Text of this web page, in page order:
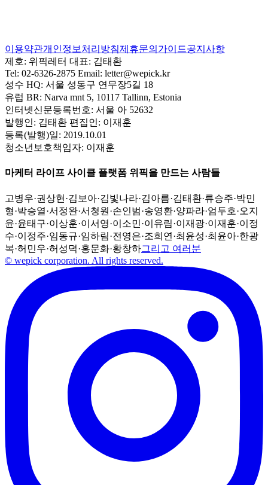
이용약관개인정보처리방침제휴문의 가이드공지사항
제호: 위픽레터 대표: 김태환
Tel: 02-6326-2875 Email: letter@wepick.kr
성수 HQ: 서울 성동구 연무장5길 18
유럽 BR: Narva mnt 5, 10117 Tallinn, Estonia
인터넷신문등록번호: 서울 아 52632
발행인: 김태환 편집인: 이재훈
등록(발행)일: 2019.10.01
청소년보호책임자: 이재훈
마케터 라이프 사이클 플랫폼 위픽을 만드는 사람들
고병우·권상현 ·김보아·김빛나라·김아름·김태환·류승주·박민
형·박승열·서정완·서청원 ·손인범·송영환·양파라·엄두호·오지
윤·윤태구·이상훈·이서영·이소민·이유림·이재광·이재훈·이정
수·이정주·임동규·임하림·전영은·조희연 ·최윤성·최윤아·한광
복·허민우·허성덕·홍문화·황창하그리고 여러분
© wepick corporation. All rights reserved.